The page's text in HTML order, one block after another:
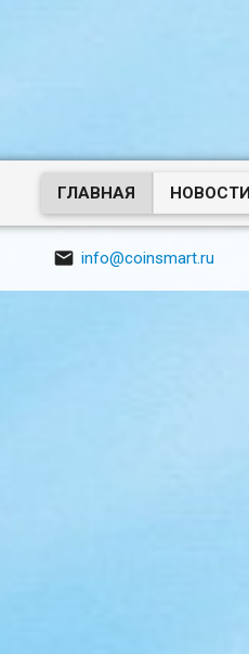
ГЛАВНАЯ НОВОСТИ
 info@coinsmart.ru